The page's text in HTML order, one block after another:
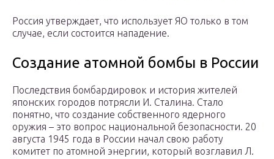
Россия утверждает, что использует ЯО только в том
случае, если состоится нападение.
Создание атомной бомбы в России
Последствия бомбардировок и история жителей
японских городов потрясли И. Сталина. Стало
понятно, что создание собственного ядерного
оружия – это вопрос национальной безопасности. 20
августа 1945 года в России начал свою работу
комитет по атомной энергии, который возглавил Л.